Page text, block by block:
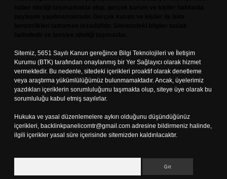
Sitemiz, 5651 Sayılı Kanun gereğince Bilgi Teknolojileri ve İletişim
Kurumu (BTK) tarafından onaylanmış bir Yer Sağlayıcı olarak hizmet
vermektedir. Bu nedenle, sitedeki içerikleri proaktif olarak denetleme
veya araştırma yükümlülüğümüz bulunmamaktadır. Ancak, üyelerimiz
yazdıkları içeriklerin sorumluluğunu taşımakta olup, siteye üye olarak bu
sorumluluğu kabul etmiş sayılırlar.
Hukuka ve yasal düzenlemelere aykırı olduğunu düşündüğünüz
içerikleri, backlinkpanelicomtr@gmail.com adresine bildirmeniz halinde,
ilgili içerikler yasal süre içerisinde sitemizden kaldırılacaktır.